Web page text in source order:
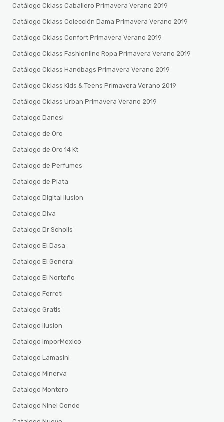
Catálogo Cklass Caballero Primavera Verano 2019
Catálogo Cklass Colección Dama Primavera Verano 2019
Catálogo Cklass Confort Primavera Verano 2019
Catálogo Cklass Fashionline Ropa Primavera Verano 2019
Catálogo Cklass Handbags Primavera Verano 2019
Catálogo Cklass Kids & Teens Primavera Verano 2019
Catálogo Cklass Urban Primavera Verano 2019
Catalogo Danesi
Catalogo de Oro
Catalogo de Oro 14 Kt
Catalogo de Perfumes
Catalogo de Plata
Catalogo Digital ilusion
Catalogo Diva
Catalogo Dr Scholls
Catalogo El Dasa
Catalogo El General
Catalogo El Norteño
Catalogo Ferreti
Catalogo Gratis
Catalogo Ilusion
Catalogo ImporMexico
Catalogo Lamasini
Catalogo Minerva
Catalogo Montero
Catalogo Ninel Conde